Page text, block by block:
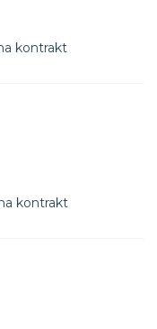
kontrakt
kontrakt